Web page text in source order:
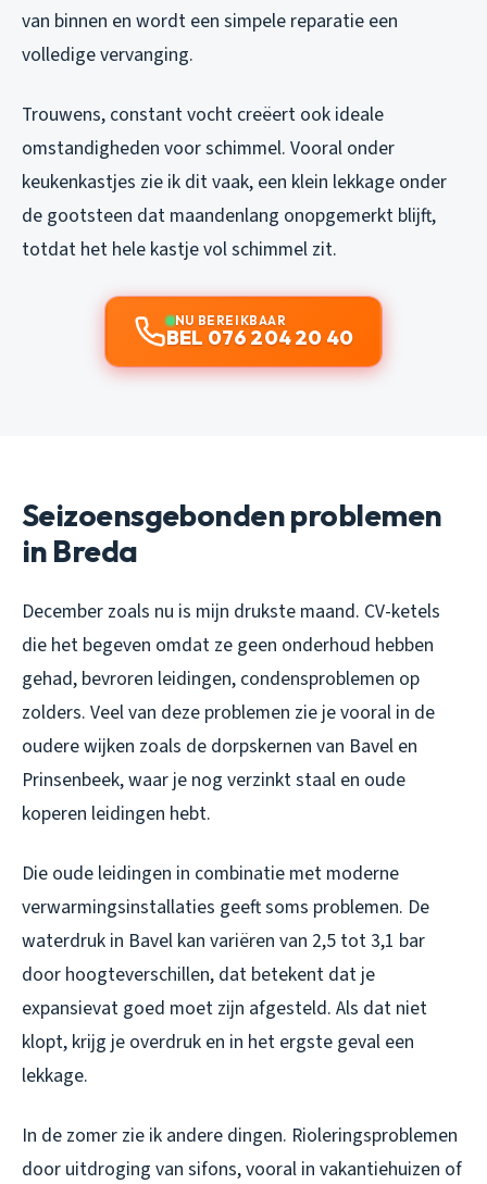
van binnen en wordt een simpele reparatie een
volledige vervanging.
Trouwens, constant vocht creëert ook ideale
omstandigheden voor schimmel. Vooral onder
keukenkastjes zie ik dit vaak, een klein lekkage onder
de gootsteen dat maandenlang onopgemerkt blijft,
totdat het hele kastje vol schimmel zit.
NU BEREIKBAAR
BEL 076 204 20 40
Seizoensgebonden problemen
in Breda
December zoals nu is mijn drukste maand. CV-ketels
die het begeven omdat ze geen onderhoud hebben
gehad, bevroren leidingen, condensproblemen op
zolders. Veel van deze problemen zie je vooral in de
oudere wijken zoals de dorpskernen van Bavel en
Prinsenbeek, waar je nog verzinkt staal en oude
koperen leidingen hebt.
Die oude leidingen in combinatie met moderne
verwarmingsinstallaties geeft soms problemen. De
waterdruk in Bavel kan variëren van 2,5 tot 3,1 bar
door hoogteverschillen, dat betekent dat je
expansievat goed moet zijn afgesteld. Als dat niet
klopt, krijg je overdruk en in het ergste geval een
lekkage.
In de zomer zie ik andere dingen. Rioleringsproblemen
door uitdroging van sifons, vooral in vakantiehuizen of